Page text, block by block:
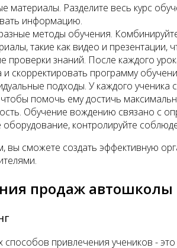
материалы. Разделите весь курс
информацию.
методы обучения.
такие как видео и
проверки знаний. После каждого
скорректировать программу
подходы. У каждого
чтобы помочь ему достичь
Обучение вождению связано с
оборудование, контролируйте
вы сможете создать эффективную
продаж автошколы
привлечения учеников -